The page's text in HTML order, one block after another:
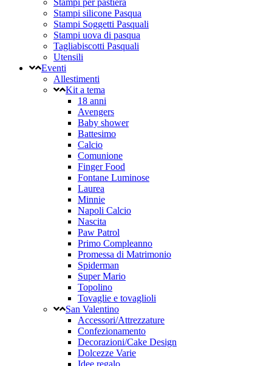
Stampi per pastiera
Stampi silicone Pasqua
Stampi Soggetti Pasquali
Stampi uova di pasqua
Tagliabiscotti Pasquali
Utensili
Eventi
Allestimenti
Kit a tema
18 anni
Avengers
Baby shower
Battesimo
Calcio
Comunione
Finger Food
Fontane Luminose
Laurea
Minnie
Napoli Calcio
Nascita
Paw Patrol
Primo Compleanno
Promessa di Matrimonio
Spiderman
Super Mario
Topolino
Tovaglie e tovaglioli
San Valentino
Accessori/Attrezzature
Confezionamento
Decorazioni/Cake Design
Dolcezze Varie
Idee regalo